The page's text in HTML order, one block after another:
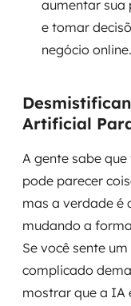
Gestão de
Escalar com
DevSecOps
MSS
Consultoria de
Simulação de
Segurança de
aumentar sua
e tomar
negócio online.
Artificial
A gente sabe
pode parecer
mas a verdade é
mudando a
Se você sente
complicado
mostrar que a IA